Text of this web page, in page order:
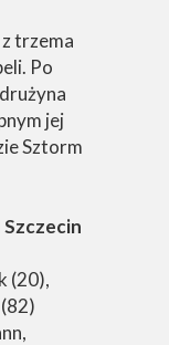
trzema
Po
jej
Sztorm
(20),